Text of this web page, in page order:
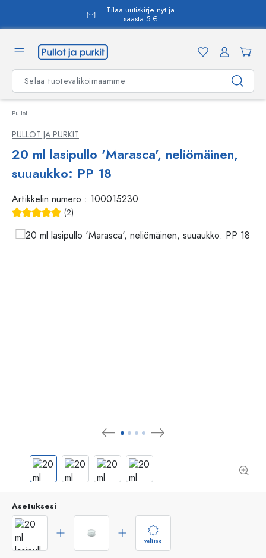
Tilaa uutiskirje nyt ja
säästä 5 €
Pullot
PULLOT JA PURKIT
20 ml lasipullo 'Marasca', neliömäinen,
suuaukko: PP 18
Artikkelin numero : 100015230
(2)
Asetuksesi
valitse